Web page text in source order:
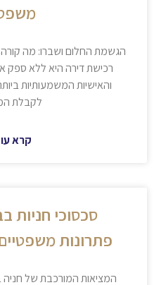
הגשמת החלום ושברו: מה
רכישת דירה היא ללא ספק
והאישיות המשמעותיות
לקבלת
קרא
סכסוכי חניות
פתרונות משפטיים
המציאות המורכבת של